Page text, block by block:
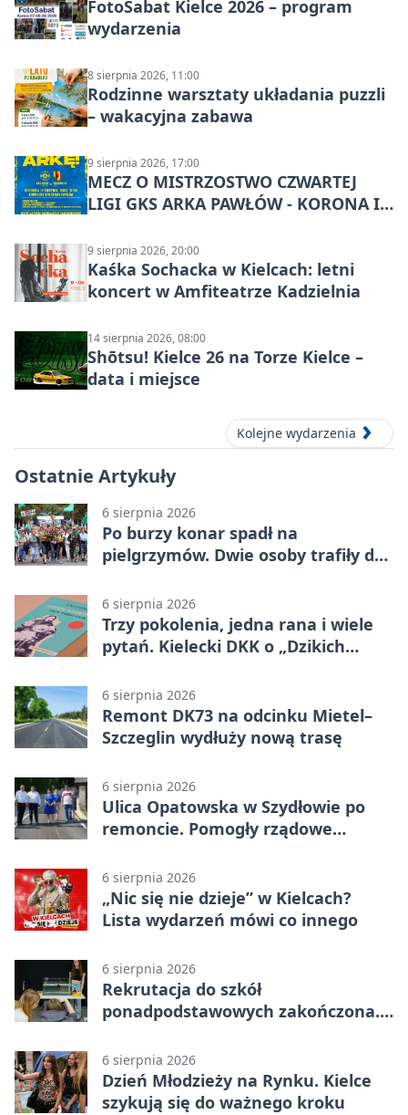
FotoSabat Kielce 2026 – program
wydarzenia
8 sierpnia 2026, 11:00
Rodzinne warsztaty układania puzzli
– wakacyjna zabawa
9 sierpnia 2026, 17:00
MECZ O MISTRZOSTWO CZWARTEJ
LIGI GKS ARKA PAWŁÓW - KORONA III
9 sierpnia 2026, 20:00
Kaśka Sochacka w Kielcach: letni
koncert w Amfiteatrze Kadzielnia
14 sierpnia 2026, 08:00
Shōtsu! Kielce 26 na Torze Kielce –
data i miejsce
Kolejne wydarzenia
Ostatnie Artykuły
6 sierpnia 2026
Po burzy konar spadł na
pielgrzymów. Dwie osoby trafiły do
6 sierpnia 2026
Trzy pokolenia, jedna rana i wiele
pytań. Kielecki DKK o „Dzikich
6 sierpnia 2026
Remont DK73 na odcinku Mietel–
Szczeglin wydłuży nową trasę
6 sierpnia 2026
Ulica Opatowska w Szydłowie po
remoncie. Pomogły rządowe
6 sierpnia 2026
„Nic się nie dzieje” w Kielcach?
Lista wydarzeń mówi co innego
6 sierpnia 2026
Rekrutacja do szkół
ponadpodstawowych zakończona.
6 sierpnia 2026
Dzień Młodzieży na Rynku. Kielce
szykują się do ważnego kroku